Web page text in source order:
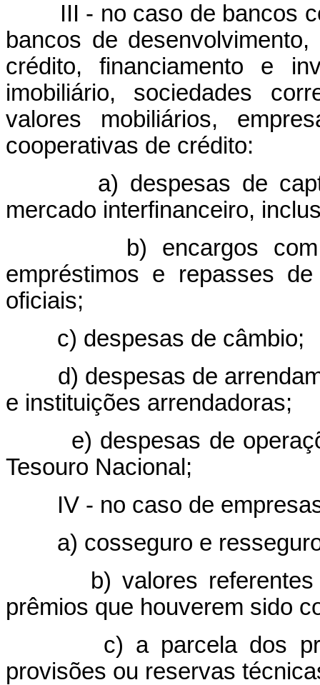
III - no caso de bancos
bancos de
crédito, financiamento e
imobiliário, sociedades
valores mobiliários,
cooperativas de crédito:
a) despesas de
mercado interfinanceiro,
b) encargos com
empréstimos e repasses
oficiais;
c) despesas de câmbio;
d) despesas de
e instituições arrendadoras;
e) despesas de
Tesouro Nacional;
IV - no caso de
a) cosseguro e resseguro
b) valores referentes a
prêmios que houverem sido
c) a parcela dos
provisões ou reservas